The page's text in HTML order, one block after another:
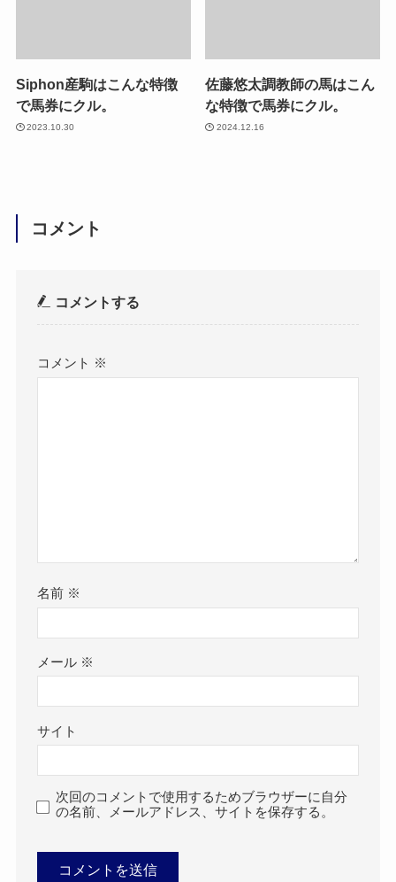
Siphon産駒はこんな特徴
で馬券にクル。
2023.10.30
佐藤悠太調教師の馬はこん
な特徴で馬券にクル。
2024.12.16
コメント
コメントする
コメント ※
名前 ※
メール ※
サイト
次回のコメントで使用するためブラウザーに自分
の名前、メールアドレス、サイトを保存する。